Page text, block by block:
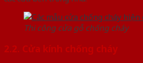
Thi công cửa gỗ chống cháy
2.2. Cửa kính chống cháy